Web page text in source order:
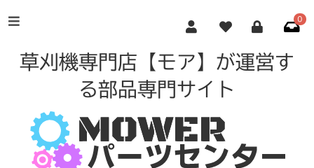
0
草刈機専門店【モア】が運営す
る部品専門サイト